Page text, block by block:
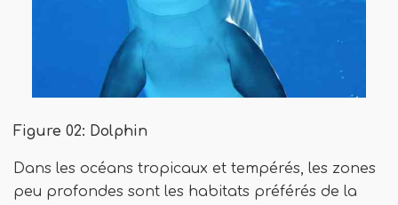
Figure 02: Dolphin
Dans les océans tropicaux et tempérés, les zones
peu profondes sont les habitats préférés de la